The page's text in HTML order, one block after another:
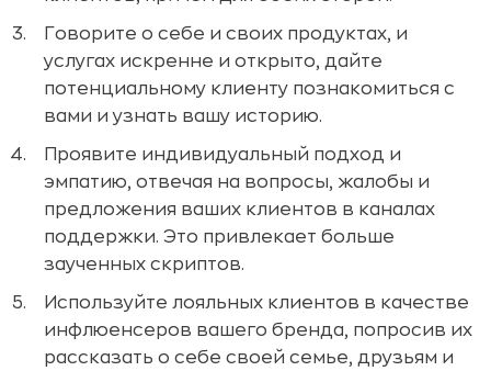
Говорите о себе и своих продуктах, и
услугах искренне и открыто, дайте
потенциальному клиенту познакомиться с
вами и узнать вашу историю.
Проявите индивидуальный подход и
эмпатию, отвечая на вопросы, жалобы и
предложения ваших клиентов в каналах
поддержки. Это привлекает больше
заученных скриптов.
Используйте лояльных клиентов в качестве
инфлюенсеров вашего бренда, попросив их
рассказать о себе своей семье, друзьям и